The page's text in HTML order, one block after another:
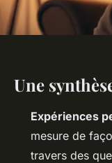
Une
Expériences
mesure de
travers des